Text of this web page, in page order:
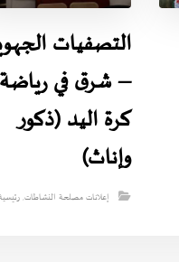
التصفيات
– شرق في رياضة
كرة اليد (ذكور
وإناث)
إعلانات مصلحة النشاطات,